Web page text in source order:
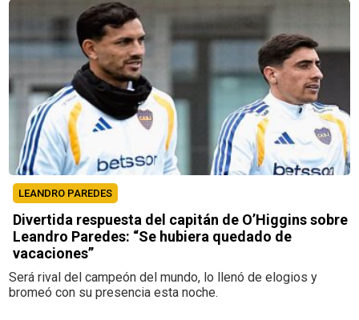
LEANDRO PAREDES
Divertida respuesta del capitán de O’Higgins sobre
Leandro Paredes: “Se hubiera quedado de
vacaciones”
Será rival del campeón del mundo, lo llenó de elogios y
bromeó con su presencia esta noche.